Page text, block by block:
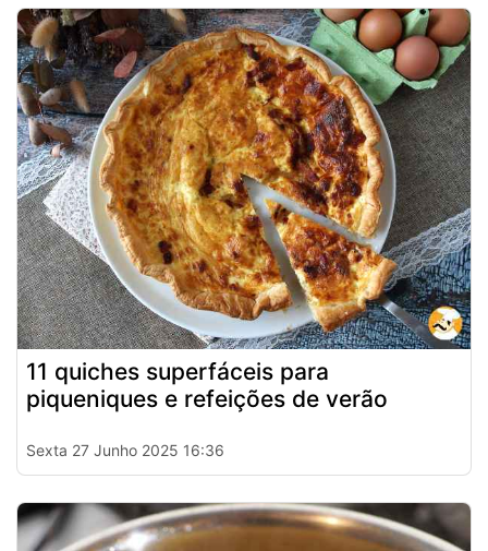
11 quiches superfáceis para
piqueniques e refeições de verão
Sexta 27 Junho 2025 16:36